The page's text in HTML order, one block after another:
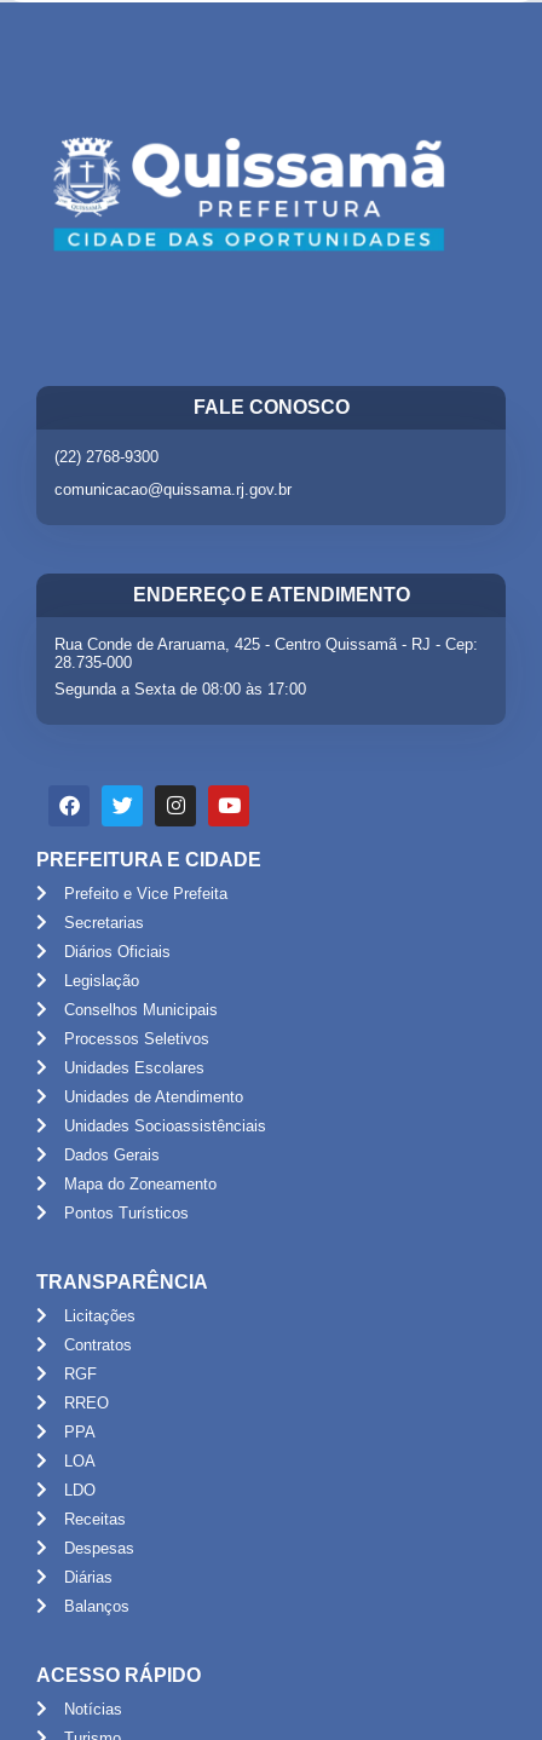
FALE CONOSCO
(22) 2768-9300
comunicacao@quissama.rj.gov.br
ENDEREÇO E ATENDIMENTO
Rua Conde de Araruama, 425 - Centro Quissamã - RJ - Cep:
28.735-000
Segunda a Sexta de 08:00 às 17:00
PREFEITURA E CIDADE
Prefeito e Vice Prefeita
Secretarias
Diários Oficiais
Legislação
Conselhos Municipais
Processos Seletivos
Unidades Escolares
Unidades de Atendimento
Unidades Socioassistênciais
Dados Gerais
Mapa do Zoneamento
Pontos Turísticos
TRANSPARÊNCIA
Licitações
Contratos
RGF
RREO
PPA
LOA
LDO
Receitas
Despesas
Diárias
Balanços
ACESSO RÁPIDO
Notícias